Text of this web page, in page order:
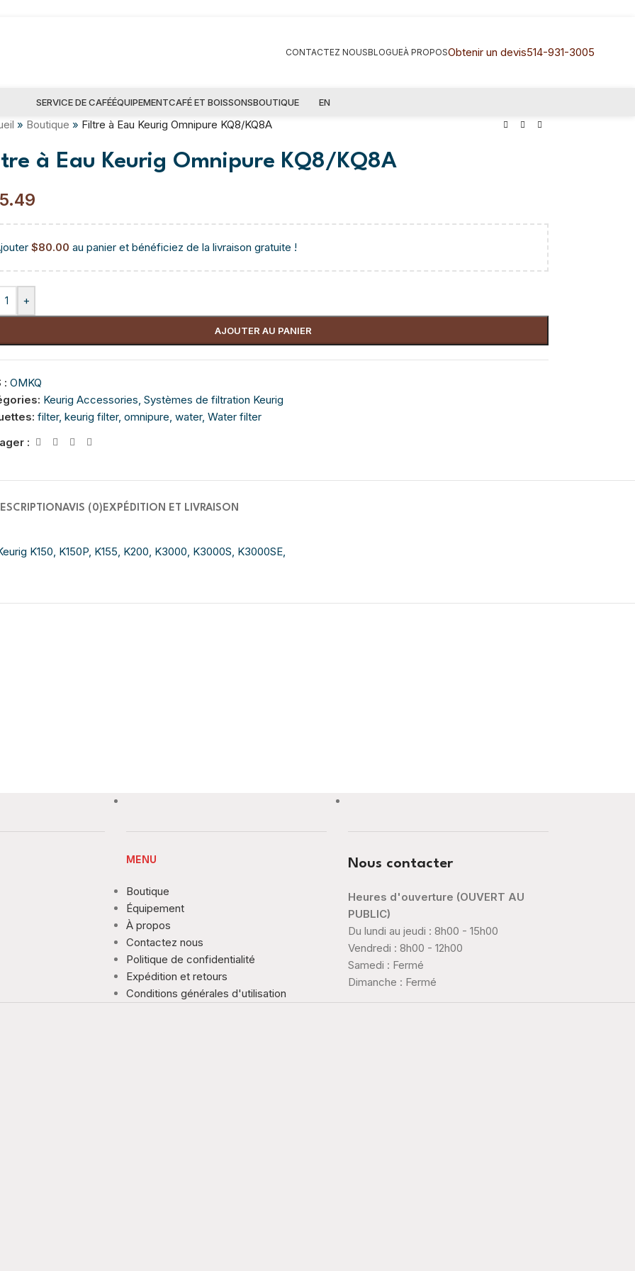
CONTACTEZ NOUSBLOGUEÀ PROPOSObtenir un devis514-931-3005
SERVICE DE CAFÉÉQUIPEMENTCAFÉ ET BOISSONSBOUTIQUE EN
» Boutique » Filtre à Eau Keurig Omnipure KQ8/KQ8A
à Eau Keurig Omnipure KQ8/KQ8A
$80.00 au panier et bénéficiez de la livraison gratuite !
+
AJOUTER AU PANIER
:OMKQ
Keurig Accessories, Systèmes de filtration Keurig
filter, keurig filter, omnipure, water, Water filter
:
AVIS (0)EXPÉDITION ET LIVRAISON
K150, K150P, K155, K200, K3000, K3000S, K3000SE,
MENU
Boutique
Équipement
À propos
Contactez nous
Politique de confidentialité
Expédition et retours
Conditions générales d'utilisation
Nous contacter
Heures d'ouverture (OUVERT AU
PUBLIC)
Du lundi au jeudi : 8h00 - 15h00
Vendredi : 8h00 - 12h00
Samedi : Fermé
Dimanche : Fermé